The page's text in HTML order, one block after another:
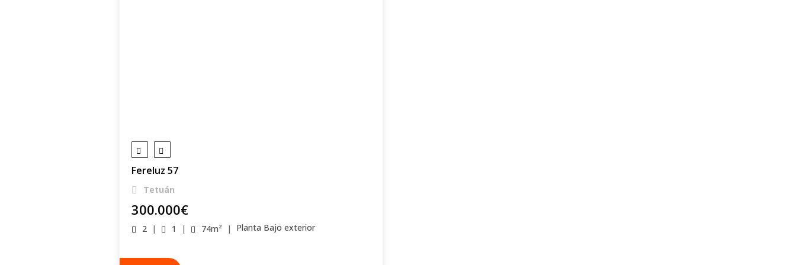
Fereluz 57
Tetuán
300.000€
2 | 1 | 74m² | Planta Bajo exterior